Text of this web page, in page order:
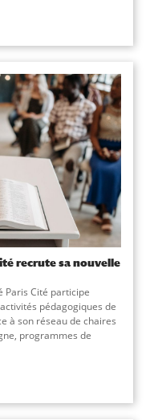
recrute sa nouvelle
Paris Cité participe
pédagogiques de
à son réseau de chaires
programmes de